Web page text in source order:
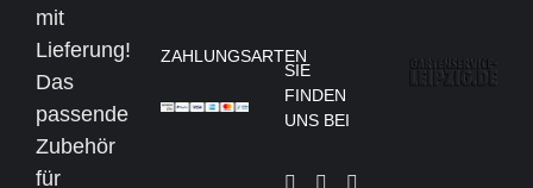
mit
Lieferung!
Das
passende
Zubehör
für
ZAHLUNGSARTEN
SIE
FINDEN
UNS BEI